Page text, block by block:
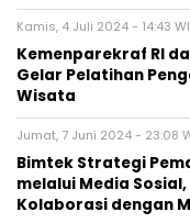
Kamis, 4 Juli 2024 - 14:43
Kemenparekraf RI
Gelar Pelatihan
Wisata
Jumat, 7 Juni 2024 - 23:08
Bimtek Strategi
melalui Media
Kolaborasi dengan